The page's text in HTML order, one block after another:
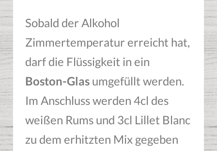
Sobald der Alkohol
Zimmertemperatur erreicht hat,
darf die Flüssigkeit in ein
Boston-Glasumgefüllt werden.
Im Anschluss werden 4cl des
weißen Rums und 3cl Lillet Blanc
zu dem erhitzten Mix gegeben